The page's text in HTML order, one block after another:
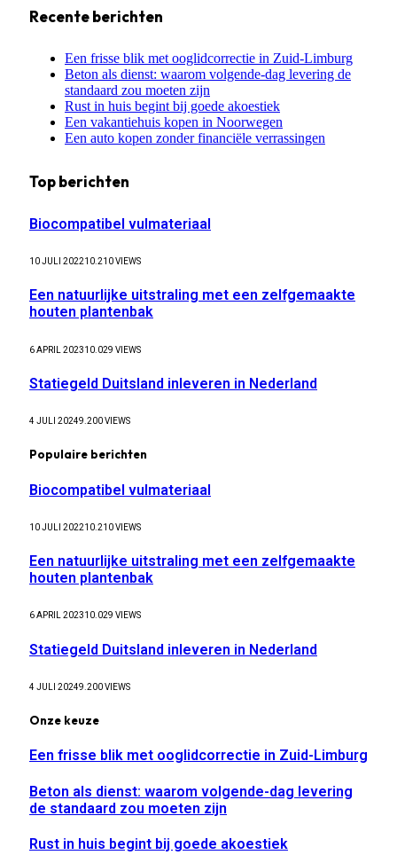
Recente berichten
Een frisse blik met ooglidcorrectie in Zuid-Limburg
Beton als dienst: waarom volgende-dag levering de
standaard zou moeten zijn
Rust in huis begint bij goede akoestiek
Een vakantiehuis kopen in Noorwegen
Een auto kopen zonder financiële verrassingen
Top berichten
Biocompatibel vulmateriaal
10 JULI 202210.210VIEWS
Een natuurlijke uitstraling met een zelfgemaakte
houten plantenbak
6 APRIL 202310.029 VIEWS
Statiegeld Duitsland inleveren in Nederland
4 JULI 20249.200VIEWS
Populaire berichten
Biocompatibel vulmateriaal
10 JULI 202210.210VIEWS
Een natuurlijke uitstraling met een zelfgemaakte
houten plantenbak
6 APRIL 202310.029 VIEWS
Statiegeld Duitsland inleveren in Nederland
4 JULI 20249.200VIEWS
Onze keuze
Een frisse blik met ooglidcorrectie in Zuid-Limburg
Beton als dienst: waarom volgende-dag levering
de standaard zou moeten zijn
Rust in huis begint bij goede akoestiek